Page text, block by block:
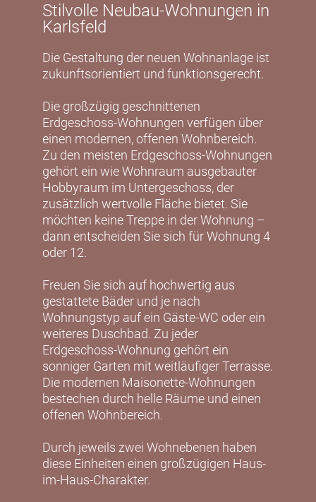
Stilvolle Neubau-Wohnungen in
Karlsfeld
Die Gestaltung der neuen Wohnanlage ist
zukunftsorientiert und funktionsgerecht.
Die großzügig geschnittenen
Erdgeschoss-Wohnungen verfügen über
einen modernen, offenen Wohnbereich.
Zu den meisten Erdgeschoss-Wohnungen
gehört ein wie Wohnraum ausgebauter
Hobbyraum im Untergeschoss, der
zusätzlich wertvolle Fläche bietet. Sie
möchten keine Treppe in der Wohnung –
dann entscheiden Sie sich für Wohnung 4
oder 12.
Freuen Sie sich auf hochwertig aus
gestattete Bäder und je nach
Wohnungstyp auf ein Gäste-WC oder ein
weiteres Duschbad. Zu jeder
Erdgeschoss-Wohnung gehört ein
sonniger Garten mit weitläufiger Terrasse.
Die modernen Maisonette-Wohnungen
bestechen durch helle Räume und einen
offenen Wohnbereich.
Durch jeweils zwei Wohnebenen haben
diese Einheiten einen großzügigen Haus-
im-Haus-Charakter.